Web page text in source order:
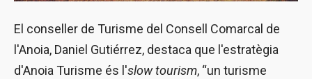
El conseller de Turisme del Consell Comarcal de
l'Anoia, Daniel Gutiérrez, destaca que l'estratègia
d'Anoia Turisme és l'slow tourism, “un turisme